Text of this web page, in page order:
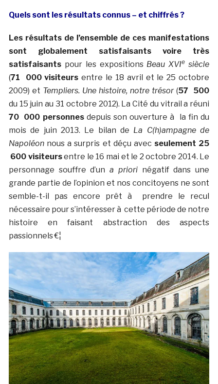
Quels sont les résultats connus – et chiffrés ?
Les résultats de l’ensemble de ces manifestations
sont globalement satisfaisants voire très
satisfaisantspour les expositions Beau XVIe siècle
(71 000 visiteurs entre le 18 avril et le 25 octobre
2009) et Templiers. Une histoire, notre trésor(57 500
du 15 juin au 31 octobre 2012). La Cité du vitrail a réuni
70 000 personnesdepuis son ouverture à la fin du
mois de juin 2013. Le bilan de La C(h)ampagne de
Napoléon nous a surpris et déçu avec seulement 25
600 visiteursentre le 16 mai et le 2 octobre 2014. Le
personnage souffre d’una priorinégatif dans une
grande partie de l’opinion et nos concitoyens ne sont
semble-t-il pas encore prêt à prendre le recul
nécessaire pour s’intéresser à cette période de notre
histoire en faisant abstraction des aspects
passionnels €¦